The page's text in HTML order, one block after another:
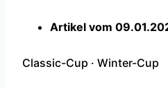
Artikel vom
Classic-Cup · Winter-Cup